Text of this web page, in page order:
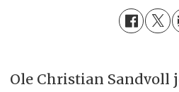
Ole Christian Sandvoll